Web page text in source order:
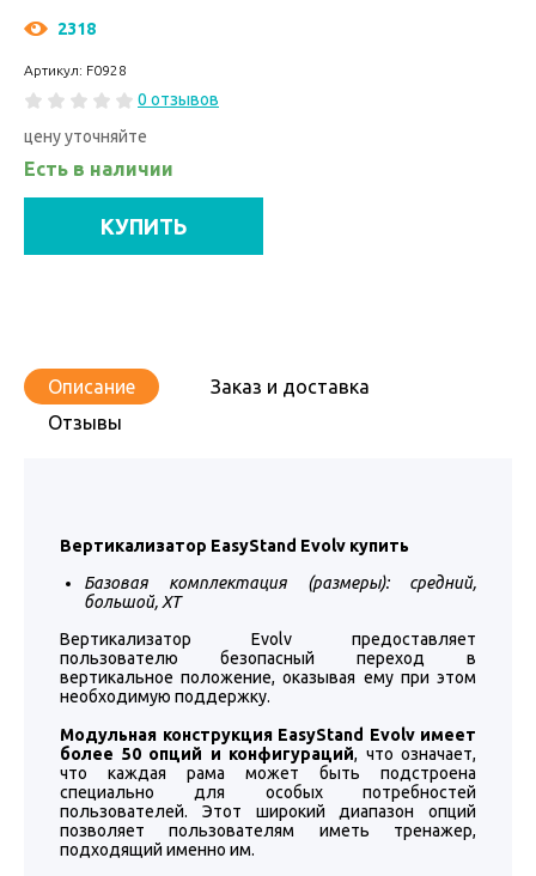
2318
Артикул: F0928
0 отзывов
цену уточняйте
Есть в наличии
КУПИТЬ
Описание
Заказ и доставка
Отзывы
Вертикализатор EasyStand Evolv купить
Базовая комплектация (размеры): средний,
большой, XT
Вертикализатор Evolv предоставляет
пользователю безопасный переход в
вертикальное положение, оказывая ему при этом
необходимую поддержку.
Модульная конструкция EasyStand Evolv имеет
более 50 опций и конфигураций, что означает,
что каждая рама может быть подстроена
специально для особых потребностей
пользователей. Этот широкий диапазон опций
позволяет пользователям иметь тренажер,
подходящий именно им.